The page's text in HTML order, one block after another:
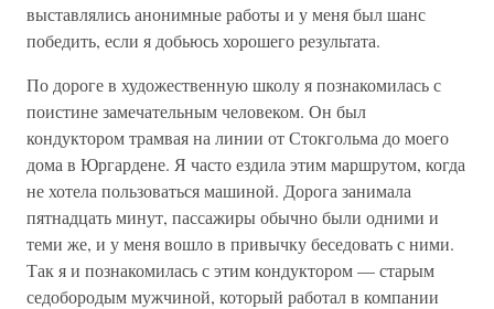
выставлялись анонимные работы и у меня был шанс
победить, если я добьюсь хорошего результата.
По дороге в художественную школу я познакомилась с
поистине замечательным человеком. Он был
кондуктором трамвая на линии от Стокгольма до моего
дома в Юргардене. Я часто ездила этим маршрутом, когда
не хотела пользоваться машиной. Дорога занимала
пятнадцать минут, пассажиры обычно были одними и
теми же, и у меня вошло в привычку беседовать с ними.
Так я и познакомилась с этим кондуктором — старым
седобородым мужчиной, который работал в компании